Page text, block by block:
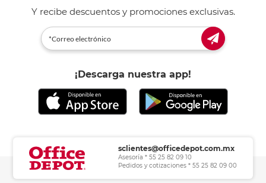
Y recibe descuentos y promociones exclusivas.
¡Descarga nuestra app!
sclientes@officedepot.com.mx
Asesoría * 55 25 82 09 10
Pedidos y cotizaciones * 55 25 82 09 00